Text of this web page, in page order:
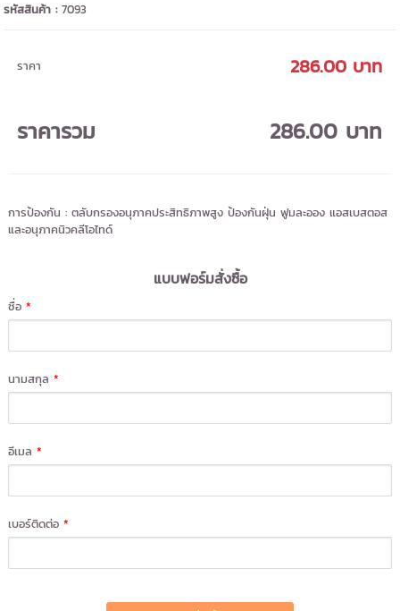
รหัสสินค้า :7093
ราคา 286.00 บาท
ราคารวม 286.00 บาท
การป้องกัน : ตลับกรองอนุภาคประสิทธิภาพสูง ป้องกันฝุ่น ฟูมละออง แอสเบสตอส
และอนุภาคนิวคลีโอไทด์
แบบฟอร์มสั่งซื้อ
ชื่อ*
นามสกุล*
อีเมล*
เบอร์ติดต่อ*